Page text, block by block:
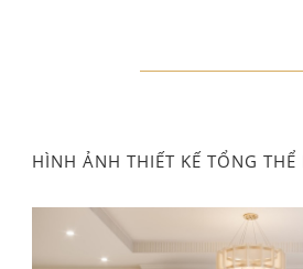
HÌNH ẢNH THIẾT KẾ TỔNG